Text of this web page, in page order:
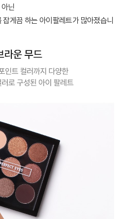
아닌
게끔 하는 아이팔레트가 많아졌습니